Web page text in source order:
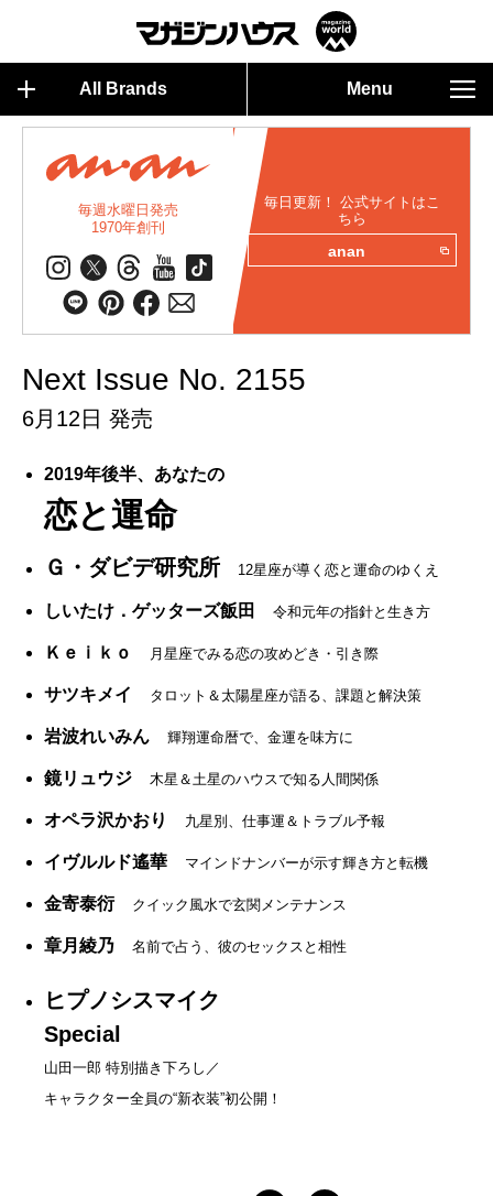
All Brands Menu
毎週水曜日発売
1970年創刊
毎日更新！ 公式サイトはこ
ちら
anan
Next Issue No. 2155
6月12日 発売
2019年後半、あなたの
恋と運命
Ｇ・ダビデ研究所 12星座が導く恋と運命のゆくえ
しいたけ．ゲッターズ飯田 令和元年の指針と生き方
Ｋｅｉｋｏ 月星座でみる恋の攻めどき・引き際
サツキメイ タロット＆太陽星座が語る、課題と解決策
岩波れいみん 輝翔運命暦で、金運を味方に
鏡リュウジ 木星＆土星のハウスで知る人間関係
オペラ沢かおり 九星別、仕事運＆トラブル予報
イヴルルド遙華 マインドナンバーが示す輝き方と転機
金寄泰衍 クイック風水で玄関メンテナンス
章月綾乃 名前で占う、彼のセックスと相性
ヒプノシスマイク
Special
山田一郎 特別描き下ろし／
キャラクター全員の“新衣装”初公開！